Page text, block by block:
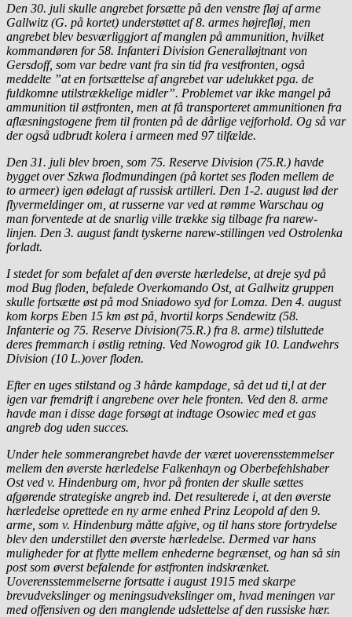
Den 30. juli skulle angrebet forsætte på den venstre fløj af arme
Gallwitz (G. på kortet) understøttet af 8. armes højrefløj, men
angrebet blev besværliggjort af manglen på ammunition, hvilket
kommandøren for 58. Infanteri Division Generalløjtnant von
Gersdoff, som var bedre vant fra sin tid fra vestfronten, også
meddelte ”at en fortsættelse af angrebet var udelukket pga. de
fuldkomne utilstrækkelige midler”. Problemet var ikke mangel på
ammunition til østfronten, men at få transporteret ammunitionen fra
aflæsningstogene frem til fronten på de dårlige vejforhold. Og så var
der også udbrudt kolera i armeen med 97 tilfælde.
Den 31. juli blev broen, som 75. Reserve Division (75.R.) havde
bygget over Szkwa flodmundingen (på kortet ses floden mellem de
to armeer) igen ødelagt af russisk artilleri. Den 1-2. august lød der
flyvermeldinger om, at russerne var ved at rømme Warschau og
man forventede at de snarlig ville trække sig tilbage fra narew-
linjen. Den 3. august fandt tyskerne narew-stillingen ved Ostrolenka
forladt.
I stedet for som befalet af den øverste hærledelse, at dreje syd på
mod Bug floden, befalede Overkomando Ost, at Gallwitz gruppen
skulle fortsætte øst på mod Sniadowo syd for Lomza. Den 4. august
kom korps Eben 15 km øst på, hvortil korps Sendewitz (58.
Infanterie og 75. Reserve Division(75.R.) fra 8. arme) tilsluttede
deres fremmarch i østlig retning. Ved Nowogrod gik 10. Landwehrs
Division (10 L.)over floden.
Efter en uges stilstand og 3 hårde kampdage, så det ud ti,l at der
igen var fremdrift i angrebene over hele fronten. Ved den 8. arme
havde man i disse dage forsøgt at indtage Osowiec med et gas
angreb dog uden succes.
Under hele sommerangrebet havde der været uoverensstemmelser
mellem den øverste hærledelse Falkenhayn og Oberbefehlshaber
Ost ved v. Hindenburg om, hvor på fronten der skulle sættes
afgørende strategiske angreb ind. Det resulterede i, at den øverste
hærledelse oprettede en ny arme enhed Prinz Leopold af den 9.
arme, som v. Hindenburg måtte afgive, og til hans store fortrydelse
blev den understillet den øverste hærledelse. Dermed var hans
muligheder for at flytte mellem enhederne begrænset, og han så sin
post som øverst befalende for østfronten indskrænket.
Uoverensstemmelserne fortsatte i august 1915 med skarpe
brevudvekslinger og meningsudvekslinger om, hvad meningen var
med offensiven og den manglende udslettelse af den russiske hær.